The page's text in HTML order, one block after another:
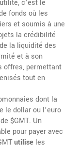
c’est le
fonds où les
et soumis à une
la crédibilité
la liquidité des
et à son
offres, permettant
tout en
dont la
le dollar ou l’euro
$GMT. Un
pour payer avec
utilise les